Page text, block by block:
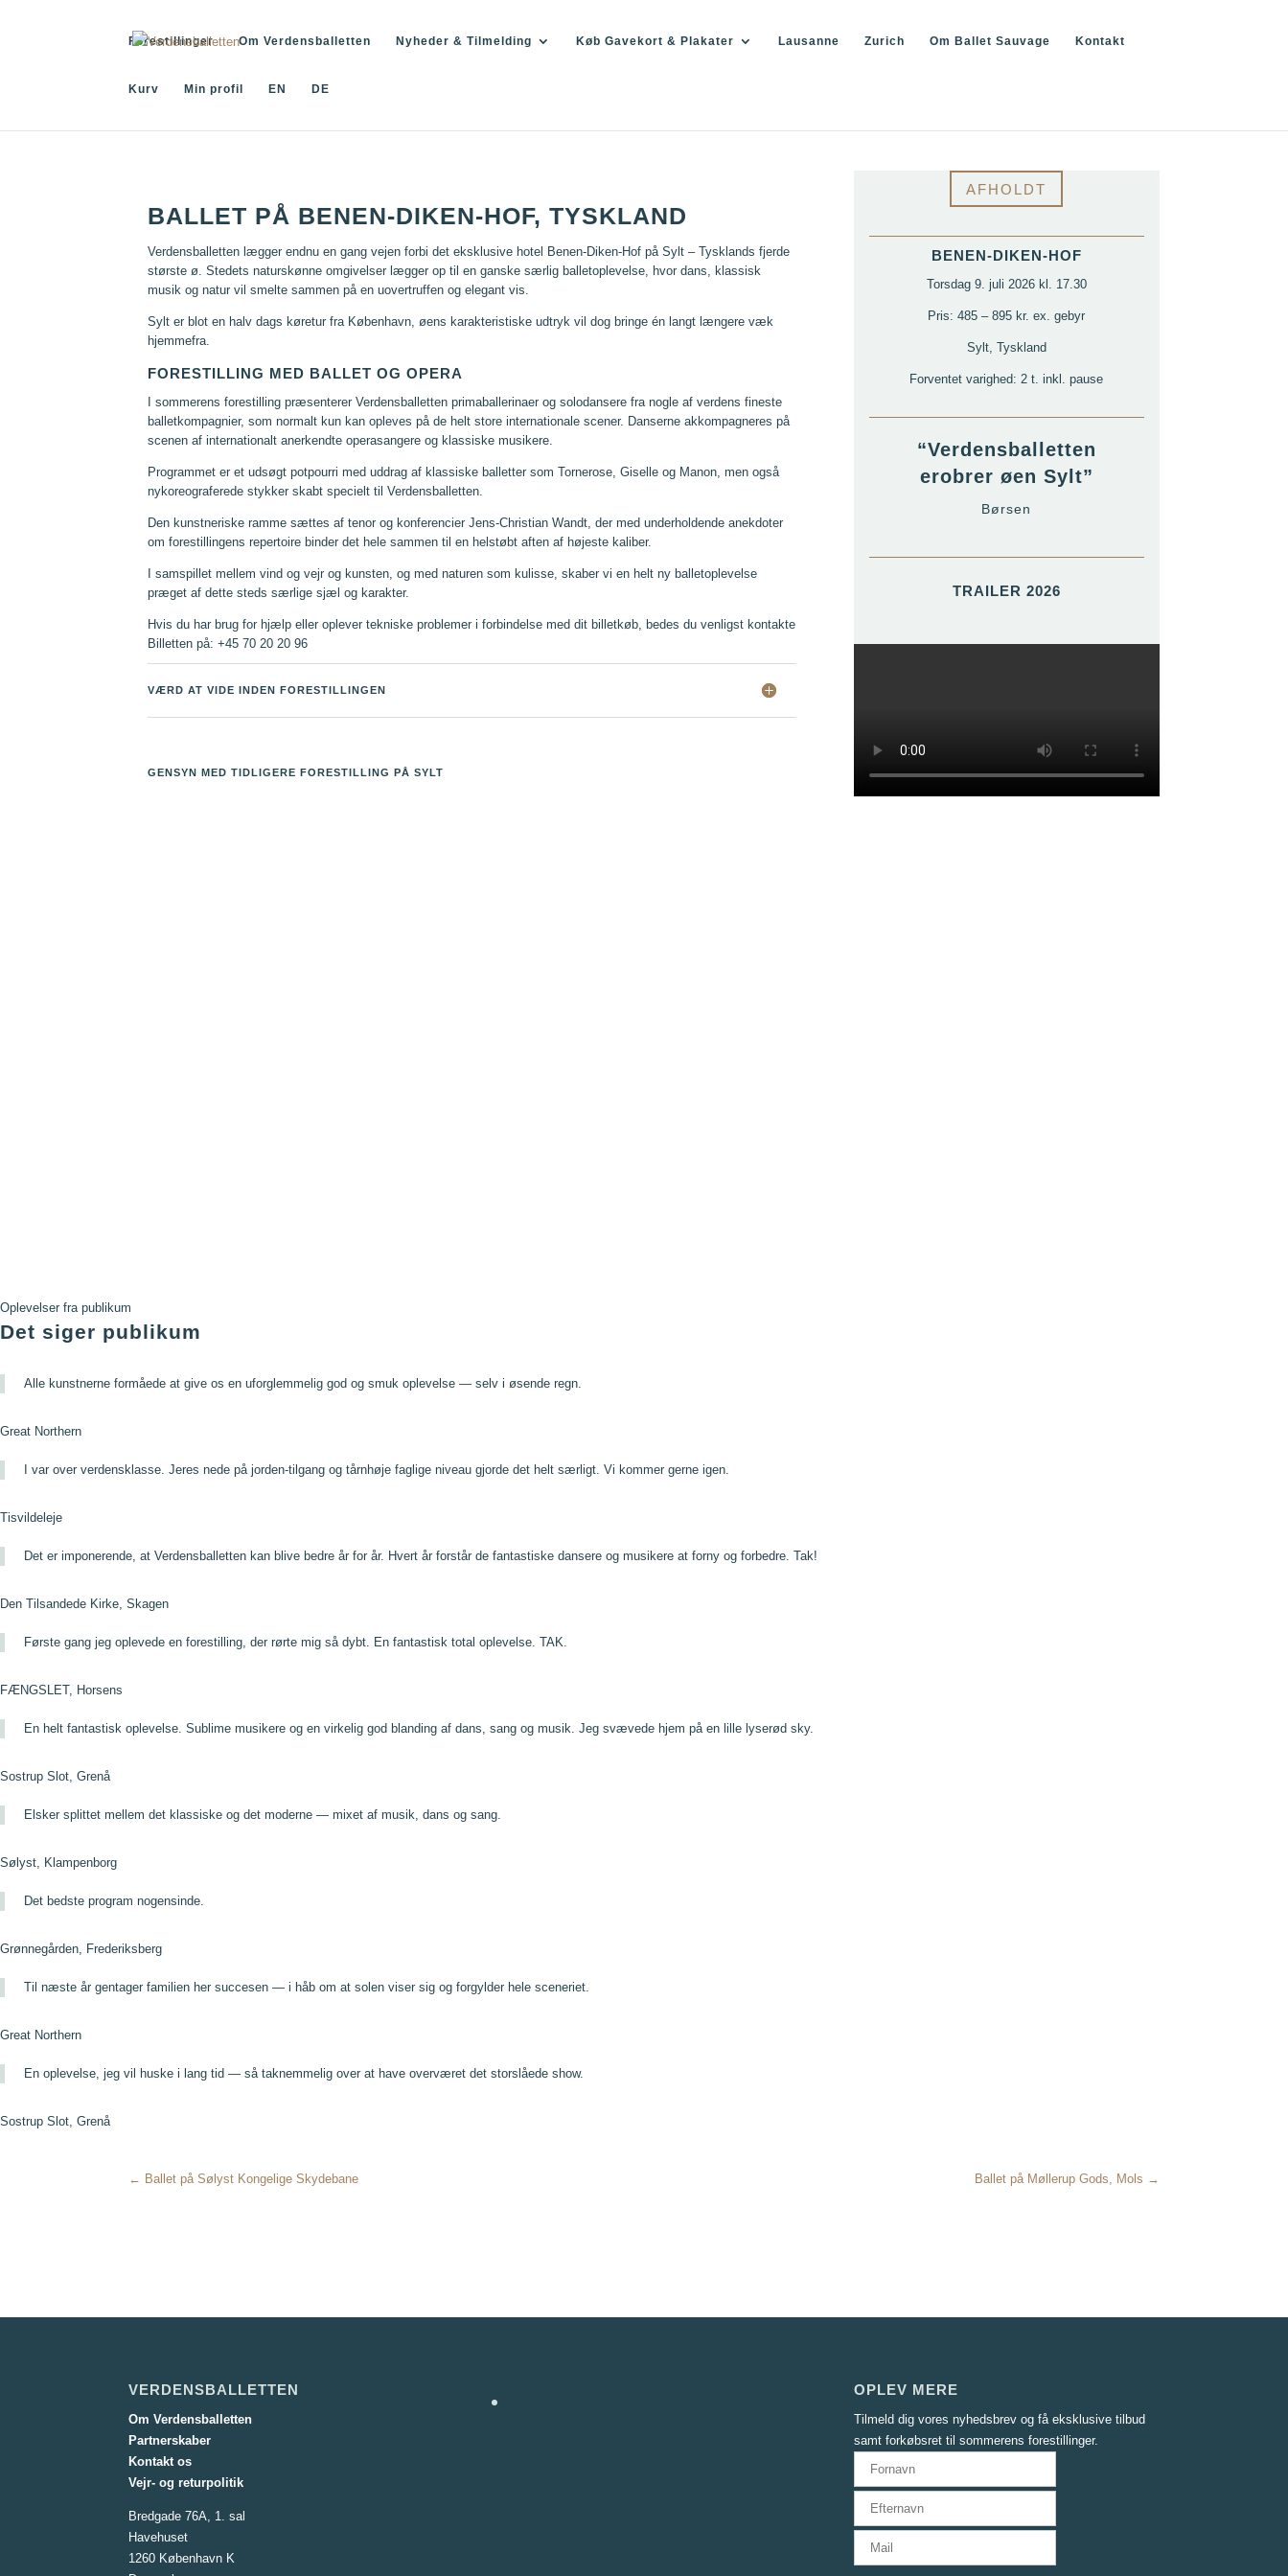
Forestillinger Om Verdensballetten Nyheder & Tilmelding Køb Gavekort & Plakater Lausanne Zurich Om Ballet Sauvage Kontakt
Kurv Min profil EN DE
BALLET PÅ BENEN-DIKEN-HOF, TYSKLAND
Verdensballetten lægger endnu en gang vejen forbi det eksklusive hotel Benen-Diken-Hof på Sylt – Tysklands fjerde
største ø. Stedets naturskønne omgivelser lægger op til en ganske særlig balletoplevelse, hvor dans, klassisk
musik og natur vil smelte sammen på en uovertruffen og elegant vis.
Sylt er blot en halv dags køretur fra København, øens karakteristiske udtryk vil dog bringe én langt længere væk
hjemmefra.
FORESTILLING MED BALLET OG OPERA
I sommerens forestilling præsenterer Verdensballetten primaballerinaer og solodansere fra nogle af verdens fineste
balletkompagnier, som normalt kun kan opleves på de helt store internationale scener. Danserne akkompagneres på
scenen af internationalt anerkendte operasangere og klassiske musikere.
Programmet er et udsøgt potpourri med uddrag af klassiske balletter som Tornerose, Giselle og Manon, men også
nykoreograferede stykker skabt specielt til Verdensballetten.
Den kunstneriske ramme sættes af tenor og konferencier Jens-Christian Wandt, der med underholdende anekdoter
om forestillingens repertoire binder det hele sammen til en helstøbt aften af højeste kaliber.
I samspillet mellem vind og vejr og kunsten, og med naturen som kulisse, skaber vi en helt ny balletoplevelse
præget af dette steds særlige sjæl og karakter.
Hvis du har brug for hjælp eller oplever tekniske problemer i forbindelse med dit billetkøb, bedes du venligst kontakte
Billetten på: +45 70 20 20 96
VÆRD AT VIDE INDEN FORESTILLINGEN
GENSYN MED TIDLIGERE FORESTILLING PÅ SYLT
AFHOLDT
BENEN-DIKEN-HOF
Torsdag 9. juli 2026 kl. 17.30
Pris: 485 – 895 kr. ex. gebyr
Sylt, Tyskland
Forventet varighed: 2 t. inkl. pause
“Verdensballetten
erobrer øen Sylt”
Børsen
TRAILER 2026
Oplevelser fra publikum
Det siger publikum
Alle kunstnerne formåede at give os en uforglemmelig god og smuk oplevelse — selv i øsende regn.
Great Northern
I var over verdensklasse. Jeres nede på jorden-tilgang og tårnhøje faglige niveau gjorde det helt særligt. Vi kommer gerne igen.
Tisvildeleje
Det er imponerende, at Verdensballetten kan blive bedre år for år. Hvert år forstår de fantastiske dansere og musikere at forny og forbedre. Tak!
Den Tilsandede Kirke, Skagen
Første gang jeg oplevede en forestilling, der rørte mig så dybt. En fantastisk total oplevelse. TAK.
FÆNGSLET, Horsens
En helt fantastisk oplevelse. Sublime musikere og en virkelig god blanding af dans, sang og musik. Jeg svævede hjem på en lille lyserød sky.
Sostrup Slot, Grenå
Elsker splittet mellem det klassiske og det moderne — mixet af musik, dans og sang.
Sølyst, Klampenborg
Det bedste program nogensinde.
Grønnegården, Frederiksberg
Til næste år gentager familien her succesen — i håb om at solen viser sig og forgylder hele sceneriet.
Great Northern
En oplevelse, jeg vil huske i lang tid — så taknemmelig over at have overværet det storslåede show.
Sostrup Slot, Grenå
← Ballet på Sølyst Kongelige Skydebane Ballet på Møllerup Gods, Mols →
VERDENSBALLETTEN
Om Verdensballetten
Partnerskaber
Kontakt os
Vejr- og returpolitik
Bredgade 76A, 1. sal
Havehuset
1260 København K
OPLEV MERE
Tilmeld dig vores nyhedsbrev og få eksklusive tilbud
samt forkøbsret til sommerens forestillinger.